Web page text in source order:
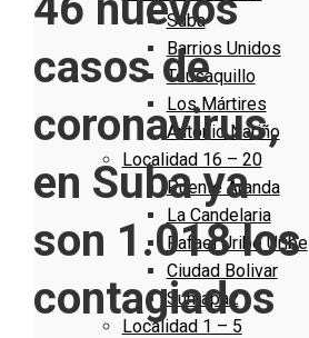
Suba
Barrios Unidos
Teusaquillo
Los Mártires
Antonio Nariño
Localidad 16 – 20
Puente Aranda
La Candelaria
Rafael Uribe Uribe
Ciudad Bolivar
Sumapaz
Localidad 1 – 5
casos de
coronavirus,
en Suba ya
son 1.018 los
contagiados